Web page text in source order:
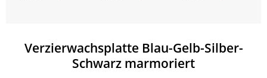
Verzierwachsplatte Blau-Gelb-Silber-
Schwarz marmoriert